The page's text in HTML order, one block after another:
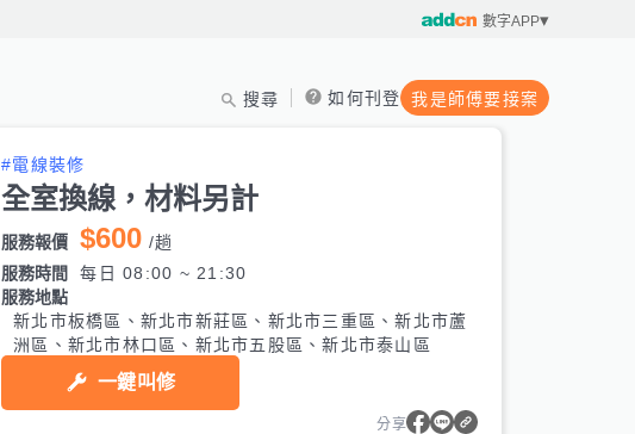
數字APP
搜尋 如何刊登 我是師傅要接案
#電線裝修
全室換線，材料另計
服務報價 $600 /趟
服務時間
每日 08:00 ~ 21:30
服務地點
新北市板橋區、新北市新莊區、新北市三重區、新北市蘆
洲區、新北市林口區、新北市五股區、新北市泰山區
一鍵叫修
分享